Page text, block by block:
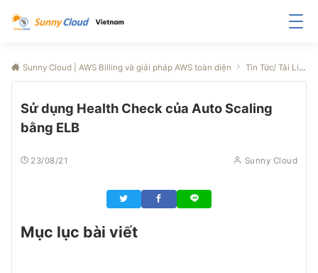
Sunny Cloud | AWS Billing và giải pháp AWS toàn diện Tin Tức/ Tài Liệu
Sử dụng Health Check của Auto Scaling
bằng ELB
23/08/21 Sunny Cloud
Mục lục bài viết